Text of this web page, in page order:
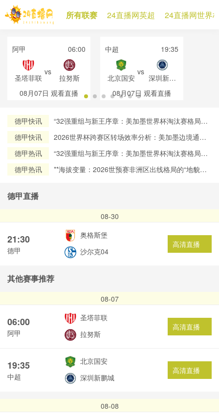
所有联赛 24直播网英超 24直播网世界
阿甲 06:00
圣塔菲联
vs
拉努斯
08月07日 观看直播
中超 19:35
北京国安
vs
深圳新鹏
城
08月07日 观看直播
德甲快讯
“32强重组与新王序章：美加墨世界杯淘汰赛格局再
德甲快讯
2026世界杯跨赛区转场效率分析：美加墨边境通关
德甲热讯
“32强重组与新王序章：美加墨世界杯淘汰赛格局再
德甲热讯
**海拔变量：2026世预赛非洲区出线格局的“地貌暗
德甲直播
08-30
21:30
德甲
奥格斯堡
沙尔克04
高清直播
其他赛事推荐
08-07
06:00
阿甲
圣塔菲联
拉努斯
高清直播
19:35
中超
北京国安
深圳新鹏城
高清直播
08-08